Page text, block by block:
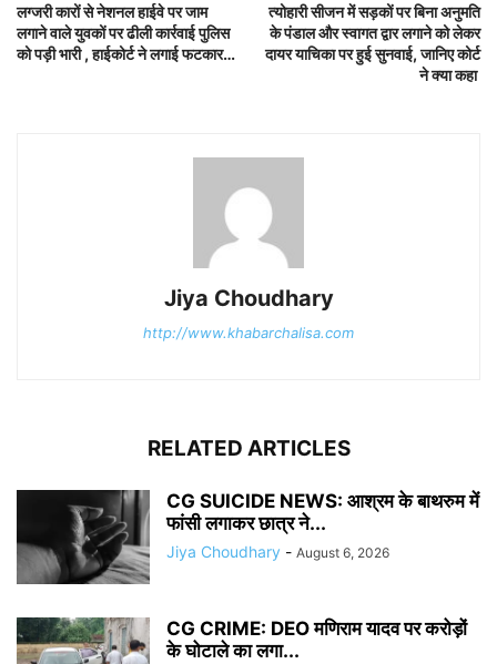
लग्जरी कारों से नेशनल हाईवे पर जाम
लगाने वाले युवकों पर ढीली कार्रवाई पुलिस
को पड़ी भारी , हाईकोर्ट ने लगाई फटकार…
त्योहारी सीजन में सड़कों पर बिना अनुमति
के पंडाल और स्वागत द्वार लगाने को लेकर
दायर याचिका पर हुई सुनवाई, जानिए कोर्ट
ने क्या कहा
Jiya Choudhary
http://www.khabarchalisa.com
RELATED ARTICLES
CG SUICIDE NEWS: आश्रम के बाथरुम में
फांसी लगाकर छात्र ने...
Jiya Choudhary - August 6, 2026
CG CRIME: DEO मणिराम यादव पर करोड़ों
के घोटाले का लगा...